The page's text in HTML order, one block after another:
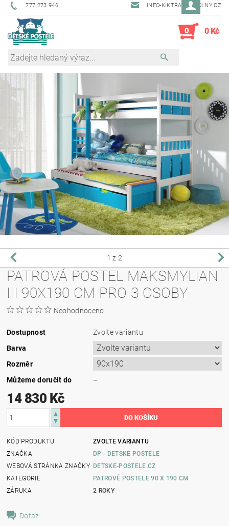
777 273 946 INFO-KIKTRADE@VOLNY.CZ
0 0 Kč
1 z 2
PATROVÁ POSTEL MAKSMYLIAN
III 90X190 CM PRO 3 OSOBY
Neohodnoceno
Dostupnost
Zvolte variantu
Barva
Rozměr
Můžeme doručit do
–
14 830 Kč
KÓD PRODUKTU
ZVOLTE VARIANTU
ZNAČKA
DP - DETSKE POSTELE
WEBOVÁ STRÁNKA ZNAČKY DETSKE-POSTELE.CZ
KATEGORIE
PATROVÉ POSTELE 90 X 190 CM
ZÁRUKA
2 ROKY
Dotaz